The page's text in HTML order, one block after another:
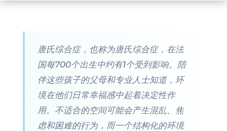
唐氏综合症，也称为唐氏综合症，在法
国每700个出生中约有1个受到影响。陪
伴这些孩子的父母和专业人士知道，环
境在他们日常幸福感中起着决定性作
用。不适合的空间可能会产生混乱、焦
虑和困难的行为，而一个结构化的环境